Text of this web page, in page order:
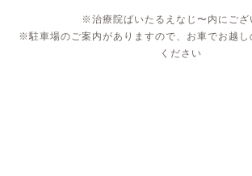
※治療院ばいたるえなじ〜内にござ
※駐車場のご案内がありますので、お車でお越し
ください